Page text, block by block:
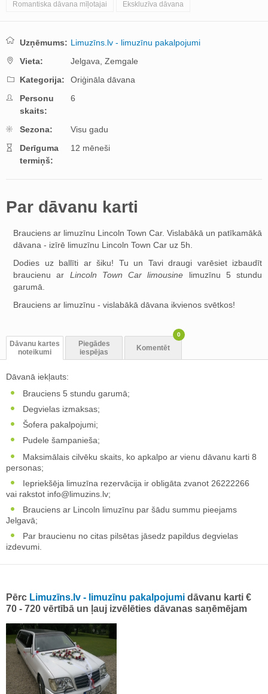
Romantiska dāvana mīļotajai Ekskluzīva dāvana
Uzņēmums: Limuzīns.lv - limuzīnu pakalpojumi
Vieta:
Jelgava, Zemgale
Kategorija:
Oriģināla dāvana
Personu
skaits:
6
Sezona:
Visu gadu
Derīguma
termiņš:
12 mēneši
Par dāvanu karti
Brauciens ar limuzīnu Lincoln Town Car. Vislabākā un patīkamākā
dāvana - izīrē limuzīnu Lincoln Town Car uz 5h.
Dodies uz ballīti ar šiku! Tu un Tavi draugi varēsiet izbaudīt
braucienu ar Lincoln Town Car limousine limuzīnu 5 stundu
garumā.
Brauciens ar limuzīnu - vislabākā dāvana ikvienos svētkos!
Dāvanu kartes
noteikumi
Piegādes
iespējas
Komentēt
0
Dāvanā iekļauts:
Brauciens 5 stundu garumā;
Degvielas izmaksas;
Šofera pakalpojumi;
Pudele šampanieša;
Maksimālais cilvēku skaits, ko apkalpo ar vienu dāvanu karti 8
personas;
Iepriekšēja limuzīna rezervācija ir obligāta zvanot 26222266
vai rakstot info@limuzins.lv;
Brauciens ar Lincoln limuzīnu par šādu summu pieejams
Jelgavā;
Par braucienu no citas pilsētas jāsedz papildus degvielas
izdevumi.
Pērc Limuzīns.lv - limuzīnu pakalpojumi dāvanu karti €
70 - 720 vērtībā un ļauj izvēlēties dāvanas saņēmējam